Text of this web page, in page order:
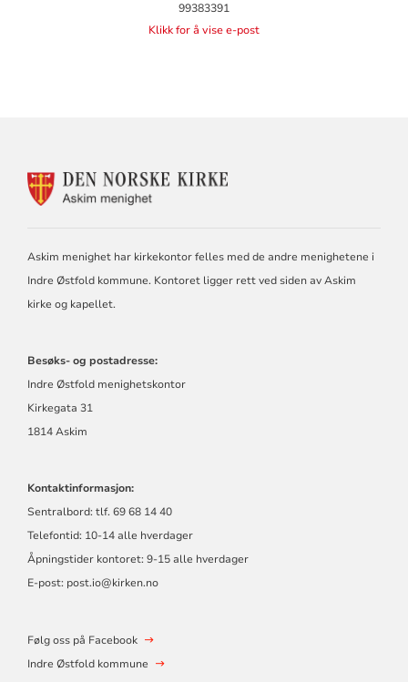
99383391
Klikk for å vise e-post
KONTAKTINFORMASJON
Askim menighet har kirkekontor felles med de andre menighetene i
Indre Østfold kommune. Kontoret ligger rett ved siden av Askim
kirke og kapellet.
Besøks- og postadresse:
Indre Østfold menighetskontor
Kirkegata 31
1814 Askim
Kontaktinformasjon:
Sentralbord: tlf. 69 68 14 40
Telefontid: 10-14 alle hverdager
Åpningstider kontoret: 9-15 alle hverdager
E-post: post.io@kirken.no
Følg oss på Facebook
Indre Østfold kommune